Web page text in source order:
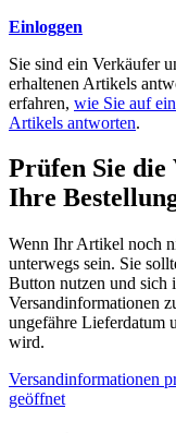
Einloggen
Sie sind ein Verkäufer
erhaltenen Artikels
erfahren, wie Sie auf
Artikels antworten.
Prüfen Sie
Ihre
Wenn Ihr Artikel noch
unterwegs sein. Sie
Button nutzen und sich
Versandinformationen
ungefähre Lieferdatum
wird.
Versandinformationen
geöffnet